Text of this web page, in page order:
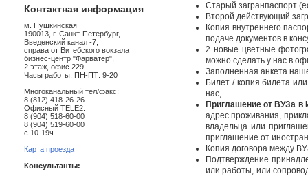
Контактная информация
м. Пушкинская
190013, г. Санкт-Петербург,
Введенский канал -7,
справа от Витебского вокзала
бизнес-центр "Фарватер",
2 этаж, офис 229
Часы работы: ПН-ПТ: 9-20
Многоканальный тел/факс:
8 (812) 418-26-26
Офисный TELE2:
8 (904) 518-60-00
8 (904) 519-60-00
с 10-19ч.
Карта проезда
Консультанты:
Старый загранпаспорт
Второй действующий
Копия внутреннего
подаче документов в
2 новые цветные
можно сделать у нас в
Заполненная анкета
Билет / копия билета
нас,
Приглашение от ВУЗа в
адрес проживания,
владельца или
приглашение от
Копия договора между
Подтверждение
или работы, или